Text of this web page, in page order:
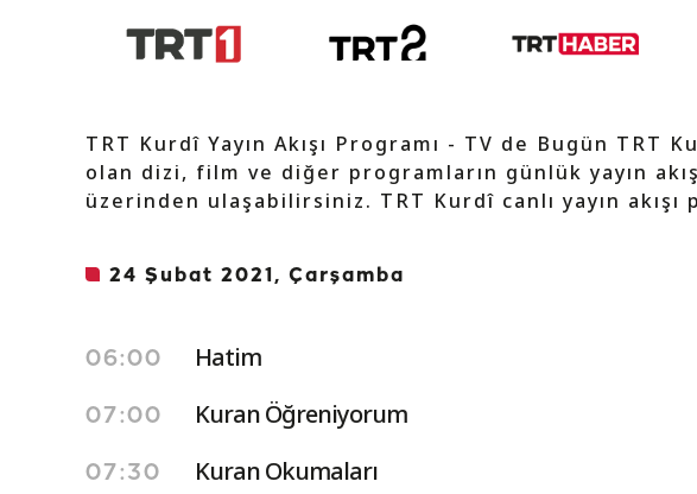
TRT Kurdî Yayın Akışı Programı - TV de Bugün TRT
olan dizi, film ve diğer programların günlük yayın
üzerinden ulaşabilirsiniz. TRT Kurdî canlı yayın akışı
24 Şubat 2021, Çarşamba
06:00 Hatim
07:00 Kuran Öğreniyorum
07:30 Kuran Okumaları